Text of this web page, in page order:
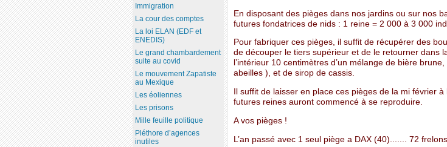
En disposant des pièges dans nos jardins ou sur nos
futures fondatrices de nids : 1 reine = 2 000 à 3 000
Pour fabriquer ces pièges, il suffit de récupérer des
de découper le tiers supérieur et de le retourner dans
l’intérieur 10 centimètres d’un mélange de bière
abeilles ), et de sirop de cassis.
Il suffit de laisser en place ces pièges de la mi février
futures reines auront commencé à se reproduire.
A vos pièges !
L’an passé avec 1 seul piège a DAX (40)....... 72
Immigration
La cour des comptes
La loi ELAN (EDF et
ENEDIS)
Le grand chambardement
suite au covid
Le mouvement Zapatiste
au Mexique
Les éoliennes
Les prisons
Mille feuille politique
Pléthore d’agences
inutiles